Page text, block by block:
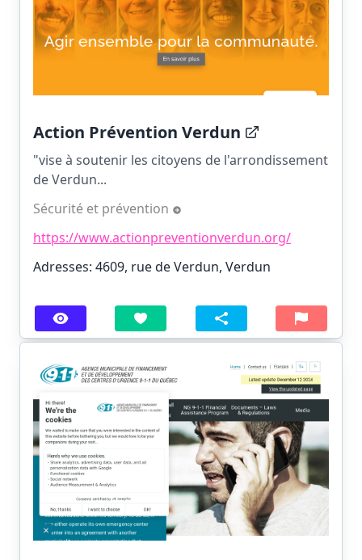
Action Prévention Verdun
"vise à soutenir les citoyens de l'arrondissement
de Verdun...
Sécurité et prévention
https://www.actionpreventionverdun.org/
Adresses: 4609, rue de Verdun, Verdun